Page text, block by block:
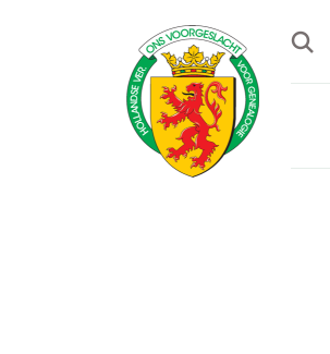
naar: